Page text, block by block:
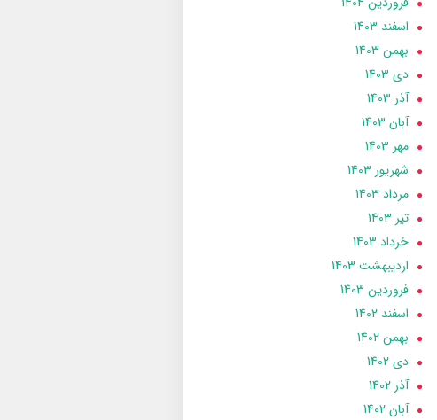
اسفند 1403
بهمن 1403
دی 1403
آذر 1403
آبان 1403
مهر 1403
شهریور 1403
مرداد 1403
تير 1403
خرداد 1403
ارديبهشت 1403
فروردین 1403
اسفند 1402
بهمن 1402
دی 1402
آذر 1402
آبان 1402